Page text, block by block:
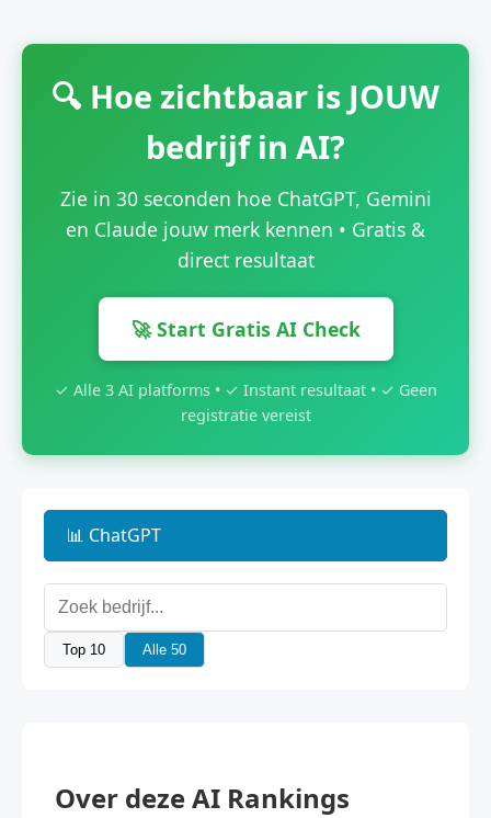
🔍 Hoe zichtbaar is JOUW
bedrijf in AI?
Zie in 30 seconden hoe ChatGPT, Gemini
en Claude jouw merk kennen • Gratis &
direct resultaat
🚀 Start Gratis AI Check
✓ Alle 3 AI platforms • ✓ Instant resultaat • ✓ Geen
registratie vereist
📊 ChatGPT
Top 10 Alle 50
Over deze AI Rankings